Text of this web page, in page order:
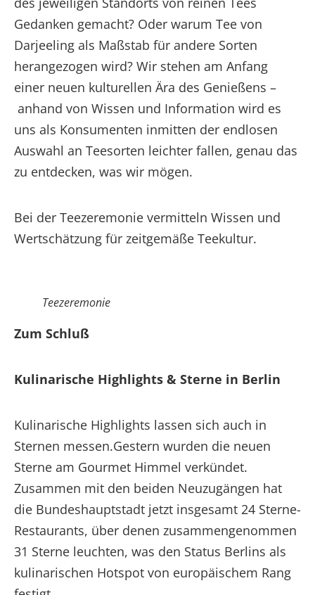
Gedanken gemacht? Oder warum Tee von
Darjeeling als Maßstab für andere Sorten
herangezogen wird? Wir stehen am Anfang
einer neuen kulturellen Ära des Genießens –
anhand von Wissen und Information wird es
uns als Konsumenten inmitten der endlosen
Auswahl an Teesorten leichter fallen, genau das
zu entdecken, was wir mögen.
Bei der Teezeremonie vermitteln Wissen und
Wertschätzung für zeitgemäße Teekultur.
Teezeremonie
Zum Schluß
Kulinarische Highlights & Sterne in Berlin
Kulinarische Highlights lassen sich auch in
Sternen messen.Gestern wurden die neuen
Sterne am Gourmet Himmel verkündet.
Zusammen mit den beiden Neuzugängen hat
die Bundeshauptstadt jetzt insgesamt 24 Sterne-
Restaurants, über denen zusammengenommen
31 Sterne leuchten, was den Status Berlins als
kulinarischen Hotspot von europäischem Rang